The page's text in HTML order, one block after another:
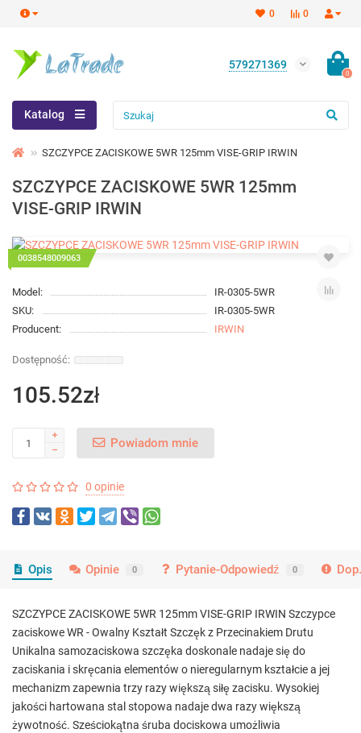
0
0
579271369
0
Katalog
SZCZYPCE ZACISKOWE 5WR 125mm VISE-GRIP IRWIN
SZCZYPCE ZACISKOWE 5WR 125mm
VISE-GRIP IRWIN
0038548009063
Model:
IR-0305-5WR
SKU:
IR-0305-5WR
Producent:
IRWIN
105.52zł
Powiadom mnie
0 opinie
Opis Opinie 0 Pytanie-Odpowiedź 0
SZCZYPCE ZACISKOWE 5WR 125mm VISE-GRIP IRWIN Szczypce
zaciskowe WR - Owalny Kształt Szczęk z Przecinakiem Drutu
Unikalna samozaciskowa szczęka doskonale nadaje się do
zaciskania i skręcania elementów o nieregularnym kształcie a jej
mechanizm zapewnia trzy razy większą siłę zacisku. Wysokiej
jakości hartowana stal stopowa nadaje dwa razy większą
żywotność. Sześciokątna śruba dociskowa umożliwia